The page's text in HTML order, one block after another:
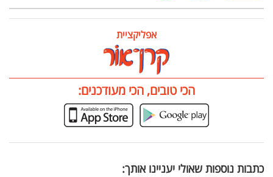
אפליקציית
הכי טובים, הכי מעודכנים:
כתבות נוספות שאולי יעניינו אותך: